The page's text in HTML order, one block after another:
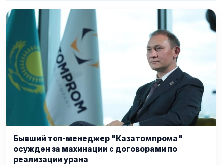
Бывший топ-менеджер "Казатомпрома"
осужден за махинации с договорами по
реализации урана